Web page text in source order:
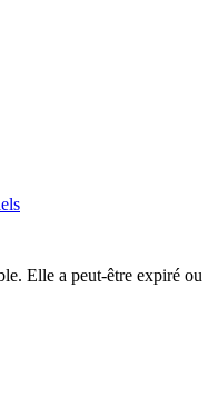
Elle a peut-être expiré ou